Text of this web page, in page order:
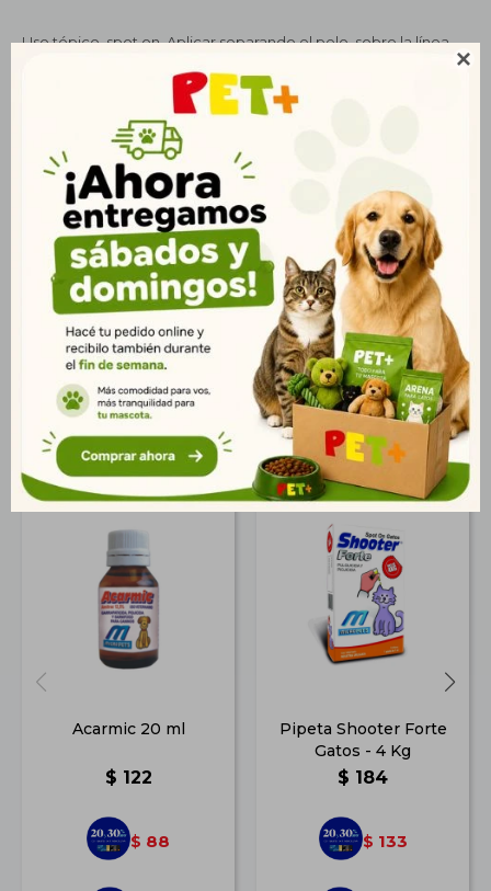

Uso tópico, spot on. Aplicar separando el pelo, sobre la línea
dorsal media, un poco por detrás de la base del cuello (zona
de la cruz), de modo que el producto contacte directamente
con la piel. En perros de mayor porte, aplicar en más de un
punto sobre la línea dorsal media, con el fin de maximizar la
difusión y cobertura de los principios activos. Se recomienda la
aplicación del producto cada 30 días, este periodo puede
variar de acuerdo al grado de infestación, circunstancias
ambientales propicias o no para el desarrollo de la pulga,
frecuencia de baños, etc. Consulte al Medico Veterinario para
un correcto uso de este producto.
Productos que te pueden interesar
Acarmic 20 ml
$ 122
$ 88
Pipeta Shooter Forte
Gatos - 4 Kg
$ 184
$ 133